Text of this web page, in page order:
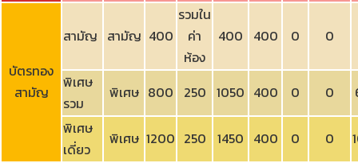
บัตรทอง
สามัญ
สามัญ สามัญ 400
รวมใน
ค่า
ห้อง
400 400 0 0
พิเศษ
รวม
พิเศษ 800 250 1050 400 0 0
พิเศษ
เดี่ยว
พิเศษ 1200 250 1450 400 0 0